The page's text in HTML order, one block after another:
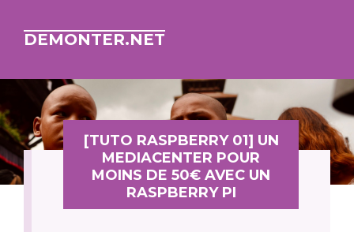
DEMONTER.NET
[TUTO RASPBERRY 01] UN
MEDIACENTER POUR
MOINS DE 50€ AVEC UN
RASPBERRY PI